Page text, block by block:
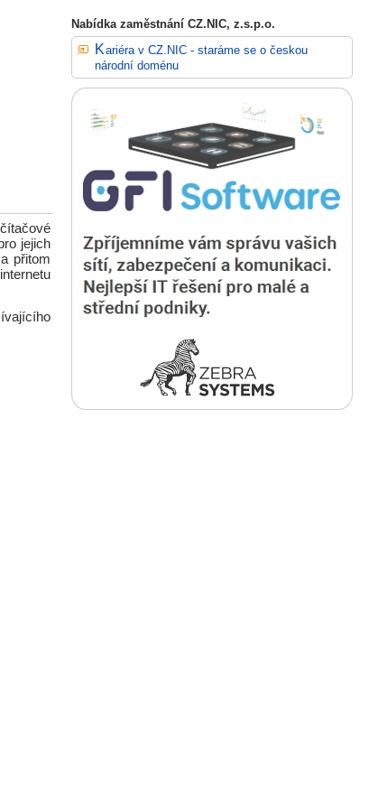
jejich
přitom
Nabídka zaměstnání CZ.NIC, z.s.p.o.
Kariéra v CZ.NIC - staráme se o českou
národní doménu